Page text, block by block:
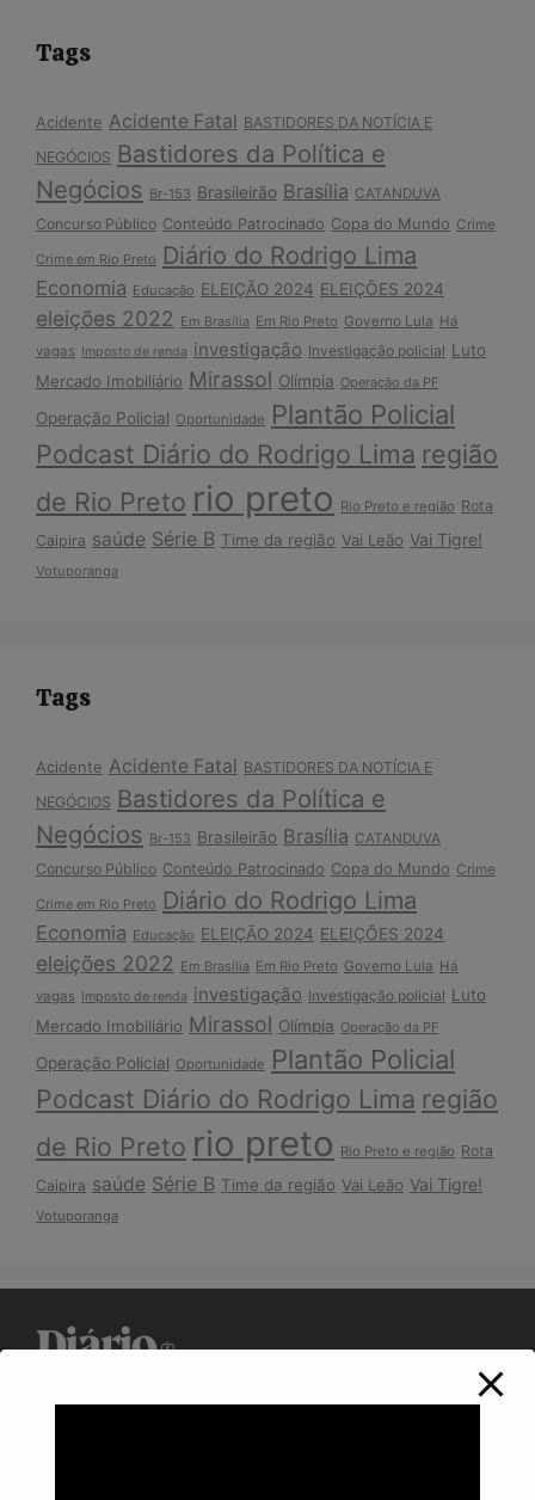
Tags
Acidente Acidente Fatal BASTIDORES DA NOTÍCIA E
NEGÓCIOS Bastidores da Política e
Negócios Br-153 Brasileirão Brasília CATANDUVA
Concurso Público Conteúdo Patrocinado Copa do Mundo Crime
Crime em Rio Preto Diário do Rodrigo Lima
Economia Educação ELEIÇÃO 2024 ELEIÇÕES 2024
eleições 2022 Em Brasília Em Rio Preto Governo Lula Há
vagas Imposto de renda investigação Investigação policial Luto
Mercado Imobiliário Mirassol Olímpia Operação da PF
Operação Policial Oportunidade Plantão Policial
Podcast Diário do Rodrigo Lima região
de Rio Preto rio preto Rio Preto e região Rota
Caipira saúde Série B Time da região Vai Leão Vai Tigre!
Votuporanga
Tags
Acidente Acidente Fatal BASTIDORES DA NOTÍCIA E
NEGÓCIOS Bastidores da Política e
Negócios Br-153 Brasileirão Brasília CATANDUVA
Concurso Público Conteúdo Patrocinado Copa do Mundo Crime
Crime em Rio Preto Diário do Rodrigo Lima
Economia Educação ELEIÇÃO 2024 ELEIÇÕES 2024
eleições 2022 Em Brasília Em Rio Preto Governo Lula Há
vagas Imposto de renda investigação Investigação policial Luto
Mercado Imobiliário Mirassol Olímpia Operação da PF
Operação Policial Oportunidade Plantão Policial
Podcast Diário do Rodrigo Lima região
de Rio Preto rio preto Rio Preto e região Rota
Caipira saúde Série B Time da região Vai Leão Vai Tigre!
Votuporanga